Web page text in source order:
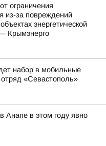
ограничения
из-за повреждений
энергетической
Крымэнерго
набор в мобильные
«Севастополь»
Анапе в этом году явно